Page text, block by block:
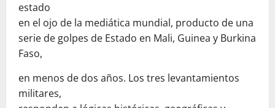
estado
en el ojo de la mediática mundial, producto de una
serie de golpes de Estado en Mali, Guinea y Burkina
Faso,
en menos de dos años. Los tres levantamientos
militares,